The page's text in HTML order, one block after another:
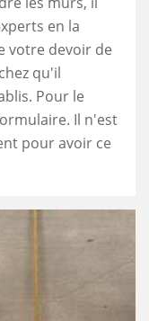
en la
votre devoir de
qu'il
Pour le
Il n'est
pour avoir ce